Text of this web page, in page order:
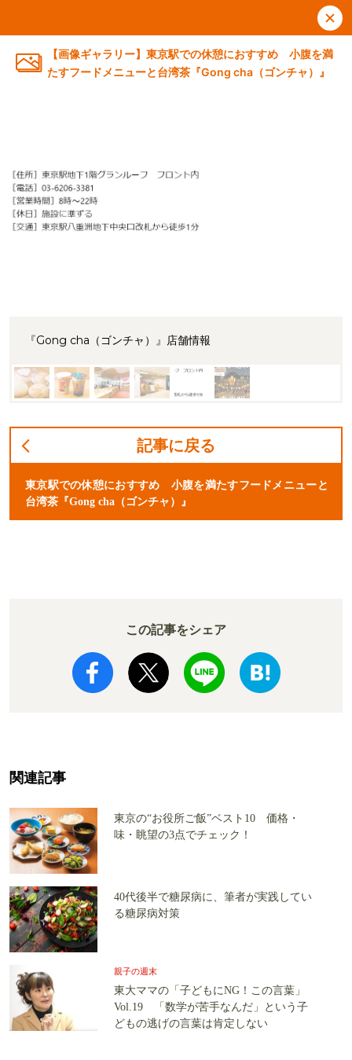
【画像ギャラリー】東京駅での休憩におすすめ 小腹を満
たすフードメニューと台湾茶『Gong cha（ゴンチャ）』
『Gong cha（ゴンチャ）』店舗情報
記事に戻る
東京駅での休憩におすすめ 小腹を満たすフードメニューと
台湾茶『Gong cha（ゴンチャ）』
この記事をシェア
関連記事
東京の“お役所ご飯”ベスト10 価格・
味・眺望の3点でチェック！
40代後半で糖尿病に、筆者が実践してい
る糖尿病対策
親子の週末
東大ママの「子どもにNG！この言葉」
Vol.19 「数学が苦手なんだ」という子
どもの逃げの言葉は肯定しない